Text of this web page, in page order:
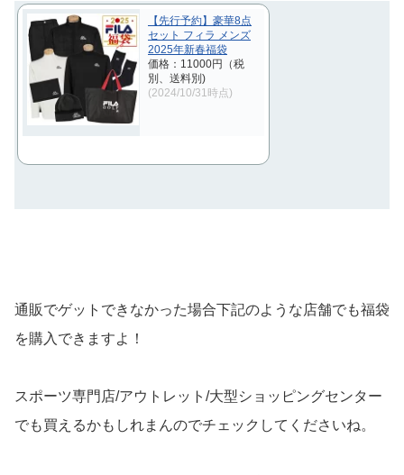
【先行予約】豪華8点
セット フィラ メンズ
2025年新春福袋
価格：11000円（税
別、送料別)
(2024/10/31時点)
通販でゲットできなかった場合下記のような店舗でも福袋
を購入できますよ！
スポーツ専門店/アウトレット/大型ショッピングセンター
でも買えるかもしれまんのでチェックしてくださいね。